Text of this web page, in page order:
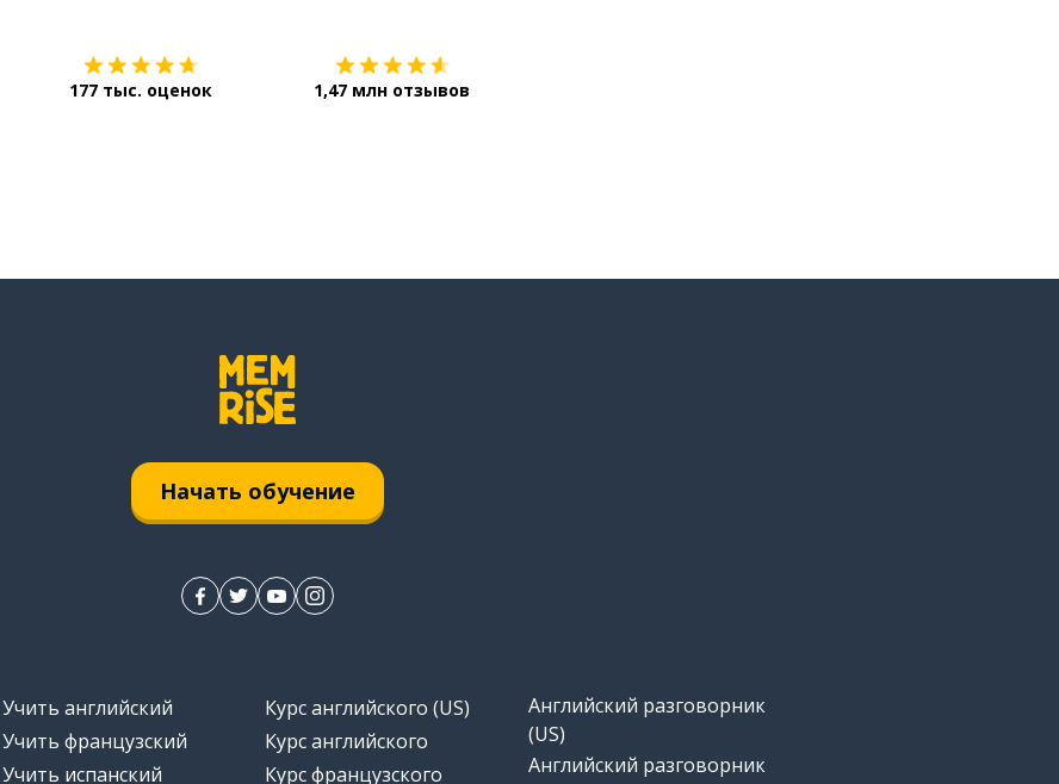
177 тыс. оценок 1,47 млн отзывов
Начать обучение
Учить английский
Учить французский
Учить испанский
Курс английского (US)
Курс английского
Курс французского
Английский разговорник
(US)
Английский разговорник